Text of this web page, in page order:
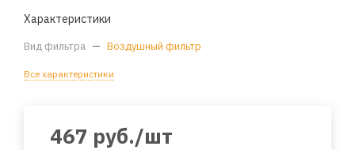
Характеристики
Вид фильтра — Воздушный фильтр
Все характеристики
467 руб./шт